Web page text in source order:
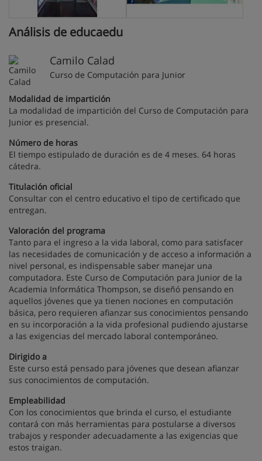
Análisis de educaedu
Camilo Calad
Curso de Computación para Junior
Modalidad de impartición
La modalidad de impartición del Curso de Computación para
Junior es presencial.
Número de horas
El tiempo estipulado de duración es de 4 meses. 64 horas
cátedra.
Titulación oficial
Consultar con el centro educativo el tipo de certificado que
entregan.
Valoración del programa
Tanto para el ingreso a la vida laboral, como para satisfacer
las necesidades de comunicación y de acceso a información a
nivel personal, es indispensable saber manejar una
computadora. Este Curso de Computación para Junior de la
Academia Informática Thompson, se diseñó pensando en
aquellos jóvenes que ya tienen nociones en computación
básica, pero requieren afianzar sus conocimientos pensando
en su incorporación a la vida profesional pudiendo ajustarse
a las exigencias del mercado laboral contemporáneo.
Dirigido a
Este curso está pensado para jóvenes que desean afianzar
sus conocimientos de computación.
Empleabilidad
Con los conocimientos que brinda el curso, el estudiante
contará con más herramientas para postularse a diversos
trabajos y responder adecuadamente a las exigencias que
estos traigan.